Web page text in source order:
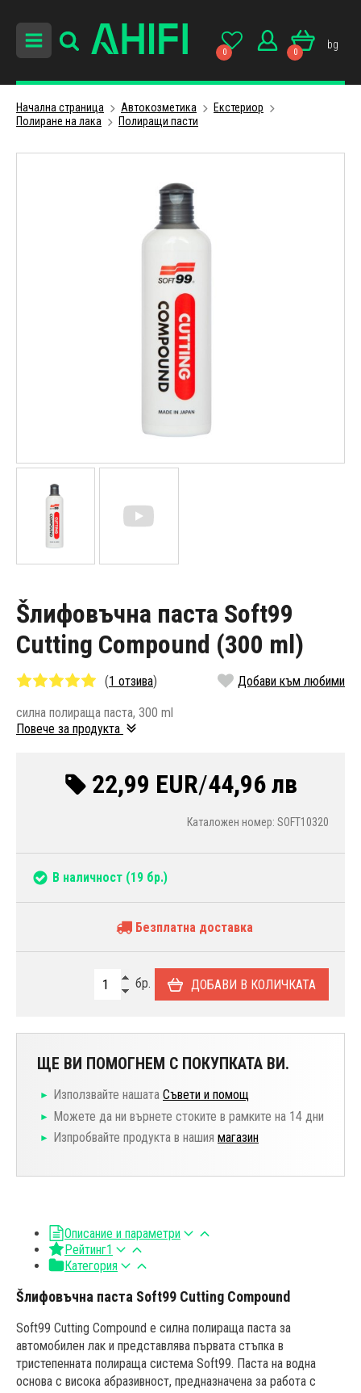
0 0
bg
Начална страница Автокозметика
Екстериор
Полиране на лака
Полиращи пасти
Šлифовъчна паста Soft99
Cutting Compound (300 ml)
(1 отзива) Добави към любими
силна полираща паста, 300 ml
Повече за продукта
22,99 EUR/44,96 лв
Каталожен номер: SOFT10320
В наличност (19 бр.)
Безплатна доставка
бр. ДОБАВИ В КОЛИЧКАТА
ЩЕ ВИ ПОМОГНЕМ С ПОКУПКАТА ВИ.
Използвайте нашата Съвети и помощ
Можете да ни върнете стоките в рамките на 14 дни
Изпробвайте продукта в нашия магазин
Описание и параметри
Рейтинг1
Категория
Šлифовъчна паста Soft99 Cutting Compound
Soft99 Cutting Compound е силна полираща паста за
автомобилен лак и представлява първата стъпка в
тристепенната полираща система Soft99. Паста на водна
основа с висока абразивност, предназначена за работа с